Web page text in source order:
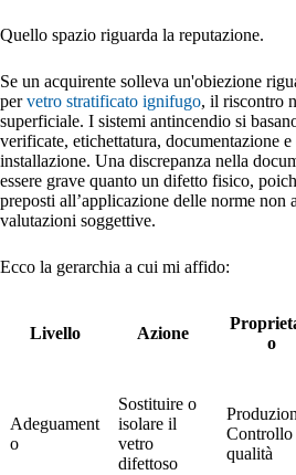
Quello spazio riguarda la reputazione.
Se un acquirente solleva un'obiezione
pervetro stratificato ignifugo, il riscontro
superficiale. I sistemi antincendio si
verificate, etichettatura, documentazione
installazione. Una discrepanza nella
essere grave quanto un difetto fisico,
preposti all’applicazione delle norme non
valutazioni soggettive.
Ecco la gerarchia a cui mi affido:
Livello Azione
o
Adeguament
o
Sostituire o
isolare il
vetro
difettoso
Controllo
qualità